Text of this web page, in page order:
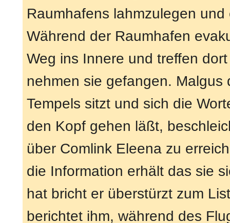
Raumhafens lahmzulegen
Während der Raumhafen
Weg ins Innere und treffen
nehmen sie gefangen.
Tempels sitzt und sich die
den Kopf gehen läßt,
über Comlink Eleena zu
die Information erhält das sie
hat bricht er überstürzt zum
berichtet ihm, während des